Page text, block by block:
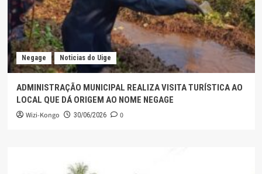
Negage Noticias do Uige
ADMINISTRAÇÃO MUNICIPAL REALIZA VISITA TURÍSTICA AO
LOCAL QUE DÁ ORIGEM AO NOME NEGAGE
Wizi-Kongo 30/06/2026 0